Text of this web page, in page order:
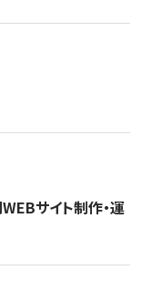
WEBサイト制作・運